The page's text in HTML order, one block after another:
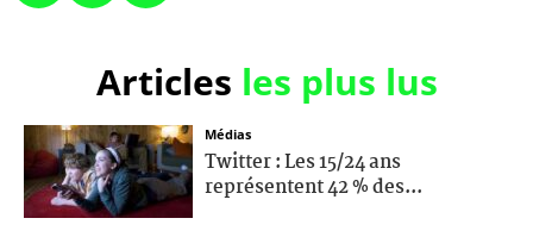
Articles les plus lus
Médias
Twitter : Les 15/24 ans
représentent 42 % des...